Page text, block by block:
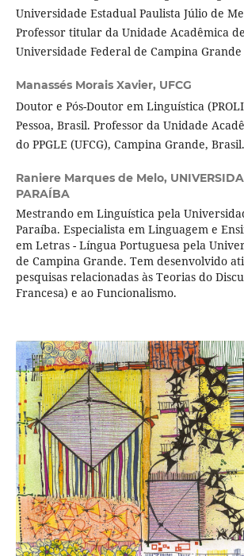
Universidade Estadual Paulista Júlio de
Professor titular da Unidade Acadêmica
Universidade Federal de Campina Grande
Manassés Morais Xavier, UFCG
Doutor e Pós-Doutor em Linguística
Pessoa, Brasil. Professor da Unidade
do PPGLE (UFCG), Campina Grande, Brasil.
Raniere Marques de Melo,
PARAÍBA
Mestrando em Linguística pela
Paraíba. Especialista em Linguagem e
em Letras - Língua Portuguesa pela
de Campina Grande. Tem desenvolvido
pesquisas relacionadas às Teorias do
Francesa) e ao Funcionalismo.